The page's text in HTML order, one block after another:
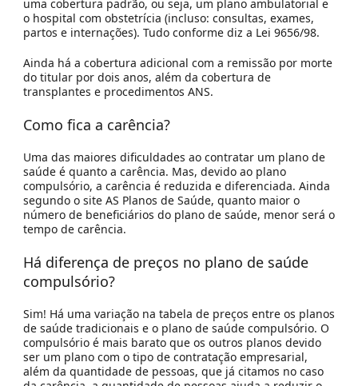
uma cobertura padrão, ou seja, um plano ambulatorial e
o hospital com obstetrícia (incluso: consultas, exames,
partos e internações). Tudo conforme diz a Lei 9656/98.
Ainda há a cobertura adicional com a remissão por morte
do titular por dois anos, além da cobertura de
transplantes e procedimentos ANS.
Como fica a carência?
Uma das maiores dificuldades ao contratar um plano de
saúde é quanto a carência. Mas, devido ao plano
compulsório, a carência é reduzida e diferenciada. Ainda
segundo o site AS Planos de Saúde, quanto maior o
número de beneficiários do plano de saúde, menor será o
tempo de carência.
Há diferença de preços no plano de saúde
compulsório?
Sim! Há uma variação na tabela de preços entre os planos
de saúde tradicionais e o plano de saúde compulsório. O
compulsório é mais barato que os outros planos devido
ser um plano com o tipo de contratação empresarial,
além da quantidade de pessoas, que já citamos no caso